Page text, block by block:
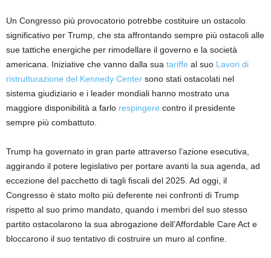
Un Congresso più provocatorio potrebbe costituire un ostacolo
significativo per Trump, che sta affrontando sempre più ostacoli alle
sue tattiche energiche per rimodellare il governo e la società
americana. Iniziative che vanno dalla sua tariffe al suo Lavori di
ristrutturazione del Kennedy Center sono stati ostacolati nel
sistema giudiziario e i leader mondiali hanno mostrato una
maggiore disponibilità a farlo respingere contro il presidente
sempre più combattuto.
Trump ha governato in gran parte attraverso l’azione esecutiva,
aggirando il potere legislativo per portare avanti la sua agenda, ad
eccezione del pacchetto di tagli fiscali del 2025. Ad oggi, il
Congresso è stato molto più deferente nei confronti di Trump
rispetto al suo primo mandato, quando i membri del suo stesso
partito ostacolarono la sua abrogazione dell’Affordable Care Act e
bloccarono il suo tentativo di costruire un muro al confine.